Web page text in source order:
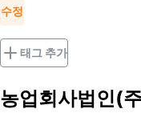
수정
태그 추가
농업회사법인(